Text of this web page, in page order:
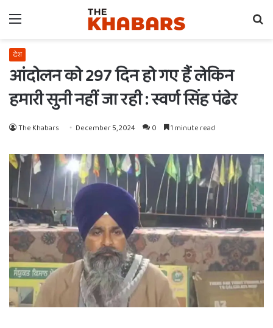
Menu
देश
आंदोलन को 297 दिन हो गए हैं लेकिन
हमारी सुनी नहीं जा रही : स्वर्ण सिंह पंढेर
The Khabars December 5, 2024 0 1 minute read